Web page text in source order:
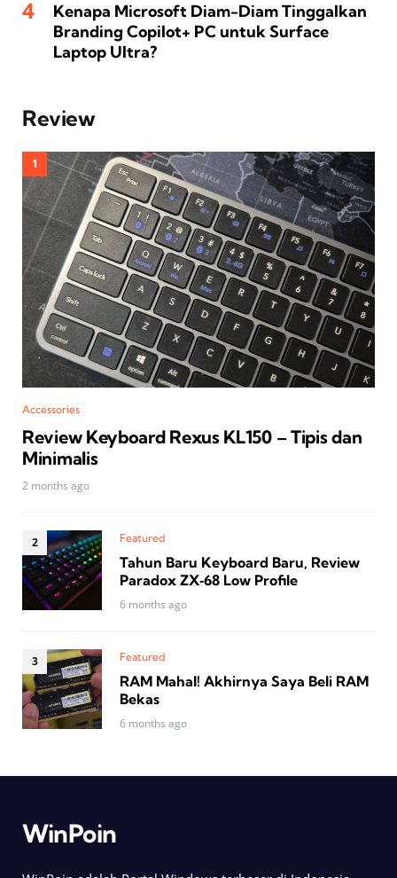
Kenapa Microsoft Diam-Diam Tinggalkan
Branding Copilot+ PC untuk Surface
Laptop Ultra?
Review
Accessories
Review Keyboard Rexus KL150 – Tipis dan
Minimalis
2 months ago
Featured
Tahun Baru Keyboard Baru, Review
Paradox ZX‑68 Low Profile
6 months ago
Featured
RAM Mahal! Akhirnya Saya Beli RAM
Bekas
6 months ago
WinPoin